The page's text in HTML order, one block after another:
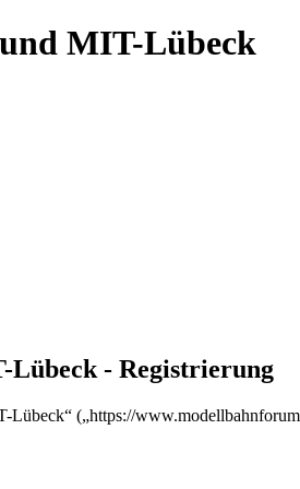
MIT-Lübeck
Lübeck - Registrierung
(„https://